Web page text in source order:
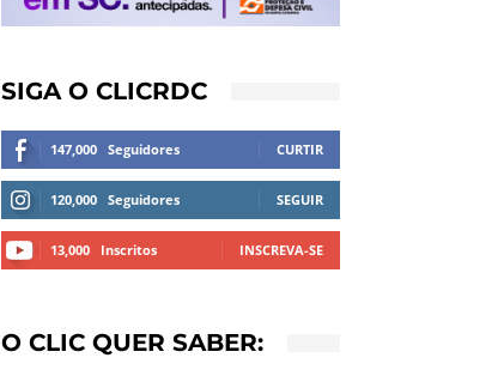
SIGA O CLICRDC
147,000 Seguidores CURTIR
120,000 Seguidores SEGUIR
13,000 Inscritos INSCREVA-SE
O CLIC QUER SABER: